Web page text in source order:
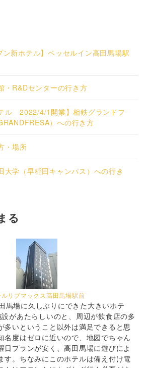
ン新ホテル】ベッセルイン高田馬場駅
・R&Dセンターの行き方
ル 2022/4/1開業】相鉄グランドフ
）への行き方
・場所
大学（早稲田キャンパス）への行き
る
ルリブマックス高田馬場駅前
馬場に久しぶりにできた大きいホテ
があたらしいのと、周辺が飲食店の多
多いということ以外は満足できると思
名度はゼロに近いので、地図でちゃん
日プランが安く、高田馬場に遊びによ
す。ちなみにこのホテルは備え付け電